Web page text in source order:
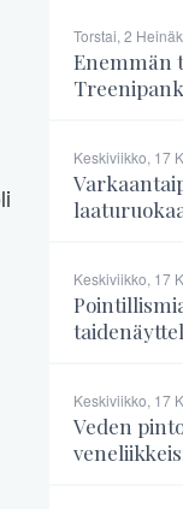
Torstai, 2
Enemmän
Keskiviikko, 17
Keskiviikko, 17
Keskiviikko, 17
Veden